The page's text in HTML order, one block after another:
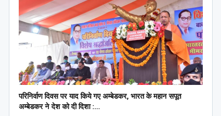
परिनिर्वाण दिवस पर याद किये गए अम्बेडकर, भारत के महान सपूत
अम्बेडकर ने देश को दी दिशा :…